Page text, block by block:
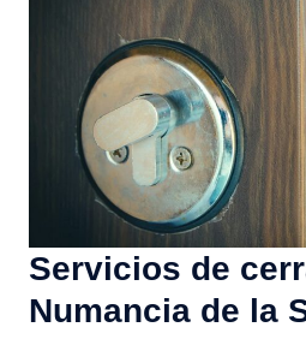
Servicios de
Numancia de la